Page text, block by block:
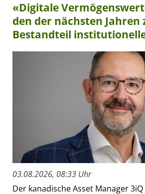
«Digitale
den der nächsten Jahren
Bestandteil
03.08.2026, 08:33 Uhr
Der kanadische Asset Manager